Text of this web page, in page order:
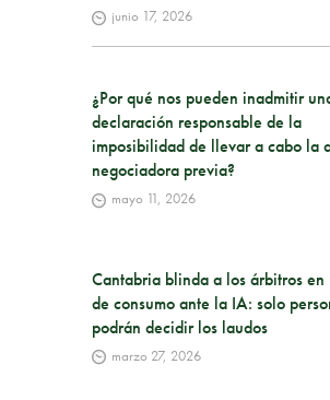
junio 17, 2026
¿Por qué nos pueden inadmitir
declaración responsable de la
imposibilidad de llevar a cabo la
negociadora previa?
mayo 11, 2026
Cantabria blinda a los árbitros en
de consumo ante la IA: solo
podrán decidir los laudos
marzo 27, 2026